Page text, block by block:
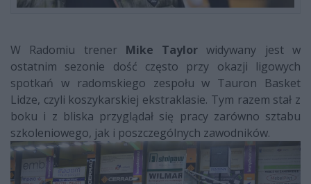
W Radomiu trener Mike Taylor widywany jest w
ostatnim sezonie dość często przy okazji ligowych
spotkań w radomskiego zespołu w Tauron Basket
Lidze, czyli koszykarskiej ekstraklasie. Tym razem stał z
boku i z bliska przyglądał się pracy zarówno sztabu
szkoleniowego, jak i poszczególnych zawodników.